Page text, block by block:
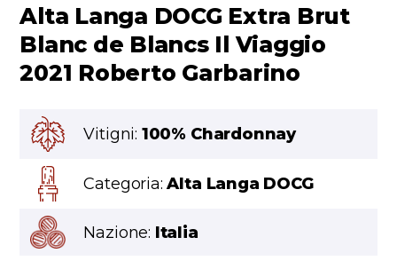
Alta Langa DOCG Extra Brut
Blanc de Blancs Il Viaggio
2021 Roberto Garbarino
Vitigni: 100% Chardonnay
Categoria:Alta Langa DOCG
Nazione: Italia